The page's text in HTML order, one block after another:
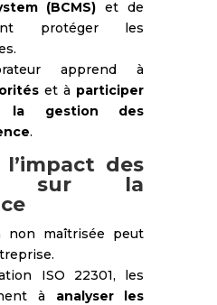
(BCMS) et de
protéger les
apprend à
et à participer
la gestion des
.
des
sur la
non maîtrisée peut
ISO 22301, les
à analyser les